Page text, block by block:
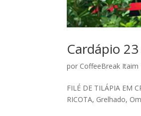
Cardápio
por CoffeeBreak Itaim
FILÉ DE TILÁPIA EM
RICOTA, Grelhado,